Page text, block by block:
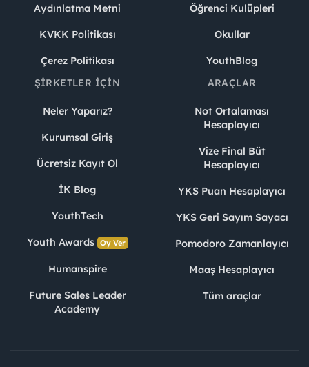
Aydınlatma Metni
KVKK Politikası
Çerez Politikası
Öğrenci Kulüpleri
Okullar
YouthBlog
ŞIRKETLER İÇIN
Neler Yaparız?
Kurumsal Giriş
Ücretsiz Kayıt Ol
İK Blog
YouthTech
Youth Awards Oy Ver
Humanspire
Future Sales Leader
Academy
ARAÇLAR
Not Ortalaması
Hesaplayıcı
Vize Final Büt
Hesaplayıcı
YKS Puan Hesaplayıcı
YKS Geri Sayım Sayacı
Pomodoro Zamanlayıcı
Maaş Hesaplayıcı
Tüm araçlar